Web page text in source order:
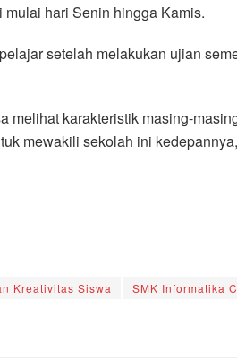
hari Senin hingga Kamis.
setelah melakukan ujian
melihat karakteristik masing-
mewakili sekolah ini
Kreativitas Siswa
SMK Informatika